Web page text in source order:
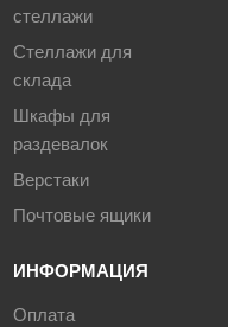
стеллажи
Стеллажи для
склада
Шкафы для
раздевалок
Верстаки
Почтовые ящики
ИНФОРМАЦИЯ
Оплата